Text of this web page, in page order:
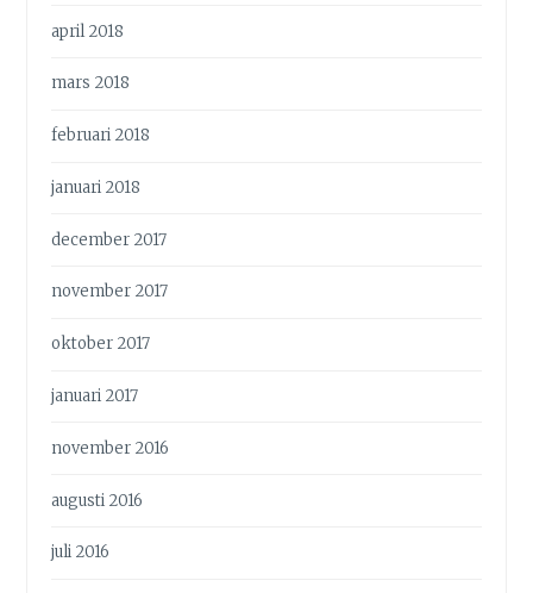
april 2018
mars 2018
februari 2018
januari 2018
december 2017
november 2017
oktober 2017
januari 2017
november 2016
augusti 2016
juli 2016